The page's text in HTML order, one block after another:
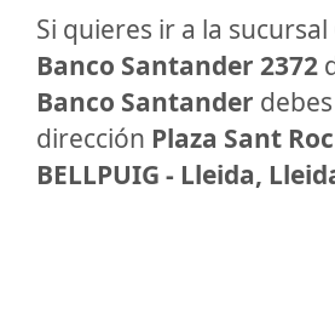
Si quieres ir a la sucursal
Banco Santander 2372
Banco Santander
dirección Plaza Sant
BELLPUIG - Lleida,